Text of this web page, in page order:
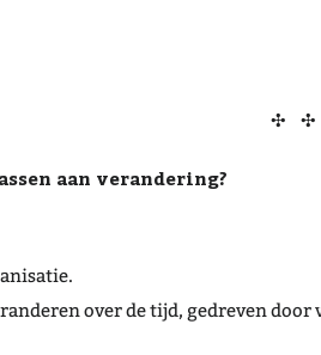
✣
aan verandering?
over de tijd, gedreven